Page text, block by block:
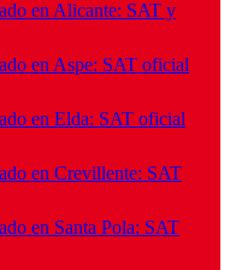
en Alicante: SAT y
en Aspe: SAT oficial
en Elda: SAT oficial
en Crevillente: SAT
en Santa Pola: SAT